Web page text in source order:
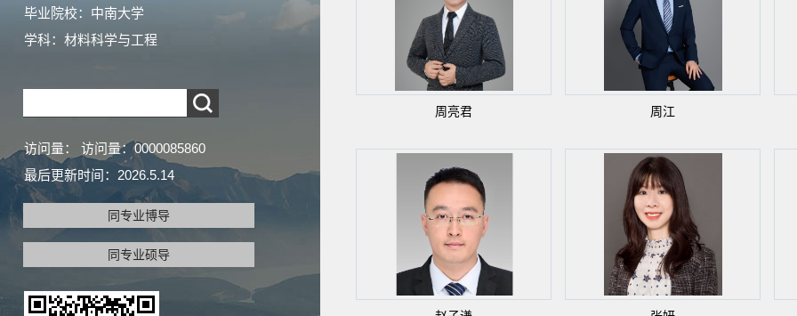
毕业院校：中南大学
学科：材料科学与工程
访问量： 访问量：0000085860
最后更新时间： 2026.5.14
同专业博导
同专业硕导
周亮君 周江